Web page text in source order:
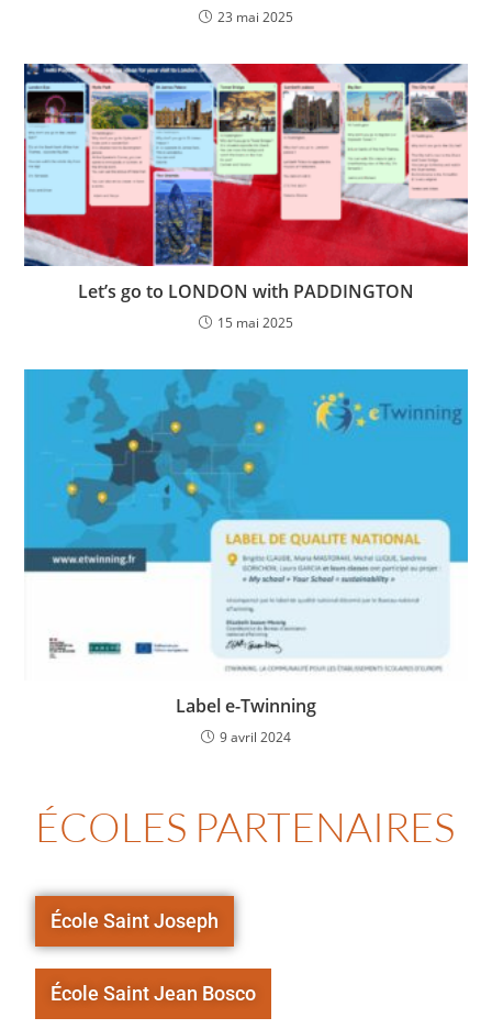
23 mai 2025
Let’s go to LONDON with PADDINGTON
15 mai 2025
Label e-Twinning
9 avril 2024
ÉCOLES PARTENAIRES
École Saint Joseph
École Saint Jean Bosco